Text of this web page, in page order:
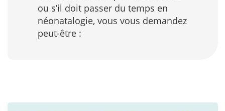
ou s’il doit passer du temps en
néonatalogie, vous vous demandez
peut-être :